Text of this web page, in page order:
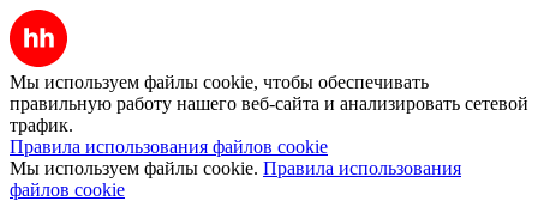
Мы используем файлы cookie, чтобы обеспечивать
правильную работу нашего веб-сайта и анализировать сетевой
трафик.
Правила использования файлов cookie
Мы используем файлы cookie. Правила использования
файлов cookie